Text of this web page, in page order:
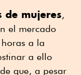
de mujeres,
el mercado
a la
a ello
que, a pesar